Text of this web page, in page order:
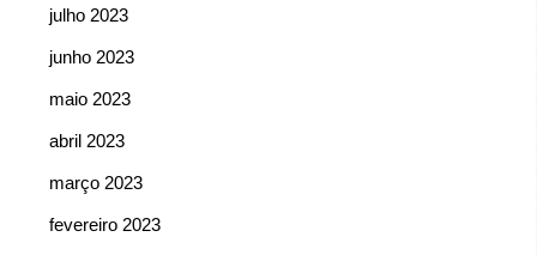
julho 2023
junho 2023
maio 2023
abril 2023
março 2023
fevereiro 2023